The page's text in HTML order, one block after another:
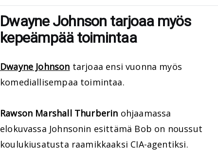
Dwayne Johnson tarjoaa myös
kepeämpää toimintaa
Dwayne Johnson tarjoaa ensi vuonna myös
komediallisempaa toimintaa.
Rawson Marshall Thurberin ohjaamassa
elokuvassa Johnsonin esittämä Bob on noussut
koulukiusatusta raamikkaaksi CIA-agentiksi.